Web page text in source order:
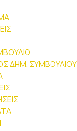
ΔΗΜ. ΣΥΜΒΟΥΛΙΟΥ